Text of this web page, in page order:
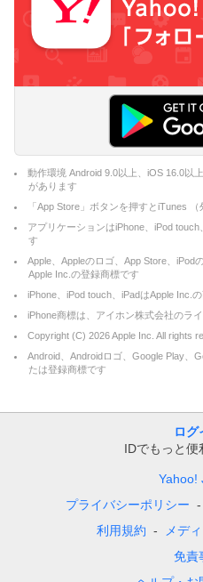
動作環境 Android 9.0以上、iOS 16.0以
があります
「App Store」ボタンを押すとiTunes
アプリケーションはiPhone、iPod
す
Apple、Appleのロゴ、App Store、iPod
Apple Inc.の登録商標です
iPhone、iPod touch、iPadはApple Inc.
iPhone商標は、アイホン株式会社のラ
Copyright (C) 2026Apple Inc. All rights
Android、Androidロゴ、Google Play、
たは登録商標です
ログ
IDでもっと便
Yahoo!
プライバシーポリシー
利用規約
メデ
免責